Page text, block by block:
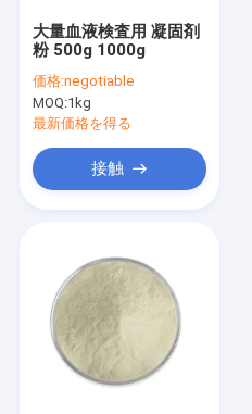
会社案内
品質管理
お問い合わせ
血液検査材料
SST 血液検査チューブ
大量血液検査用 凝固剤
粉 500g 1000g
価格:negotiable
MOQ:1kg
最新価格を得る
接触